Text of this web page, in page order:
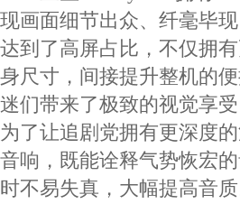
现画面细节出众、纤毫毕
达到了高屏占比，不仅拥
身尺寸，间接提升整机的
迷们带来了极致的视觉享
为了让追剧党拥有更深度
音响，既能诠释气势恢宏
时不易失真，大幅提高音